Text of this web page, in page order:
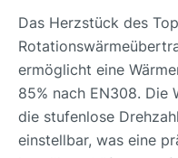
Das Herzstück des
ermöglicht eine
85% nach EN308. Die
die stufenlose
einstellbar, was eine